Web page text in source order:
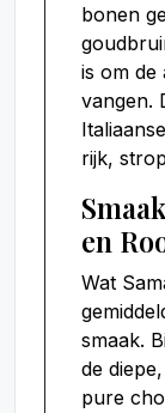
bonen
is om de
vangen.
rijk,
en
Wat
smaak.
de
pure